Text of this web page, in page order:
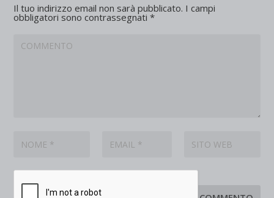
Il tuo indirizzo email non sarà pubblicato. I campi
obbligatori sono contrassegnati*